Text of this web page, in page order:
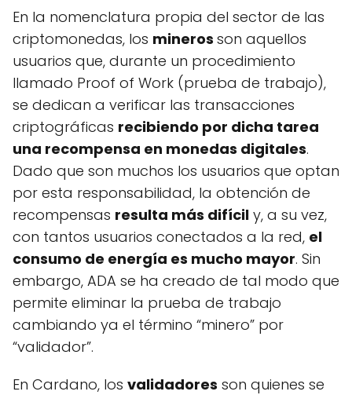
En la nomenclatura propia del sector de las
criptomonedas, los mineros son aquellos
usuarios que, durante un procedimiento
llamado Proof of Work (prueba de trabajo),
se dedican a verificar las transacciones
criptográficas recibiendo por dicha tarea
una recompensa en monedas digitales.
Dado que son muchos los usuarios que optan
por esta responsabilidad, la obtención de
recompensas resulta más difícil y, a su vez,
con tantos usuarios conectados a la red, el
consumo de energía es mucho mayor. Sin
embargo, ADA se ha creado de tal modo que
permite eliminar la prueba de trabajo
cambiando ya el término “minero” por
“validador”.
En Cardano, los validadores son quienes se